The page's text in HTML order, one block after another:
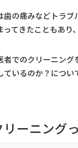
歯の痛みなどトラ
ってきたこともあ
者でのクリーニン
ているのか？につい
ーニング